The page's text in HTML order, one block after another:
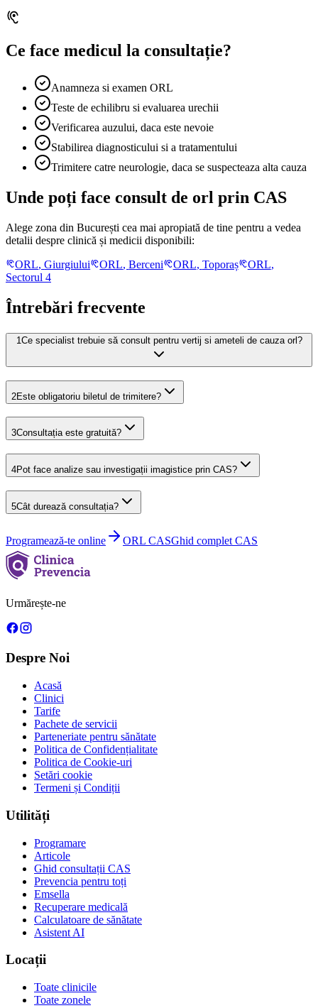
Ce face medicul la consultație?
Anamneza si examen ORL
Teste de echilibru si evaluarea urechii
Verificarea auzului, daca este nevoie
Stabilirea diagnosticului si a tratamentului
Trimitere catre neurologie, daca se suspecteaza alta cauza
Unde poți face consult de orl prin CAS
Alege zona din București cea mai apropiată de tine pentru a vedea
detalii despre clinică și medicii disponibili:
ORL,Giurgiului ORL,Berceni ORL, Toporaș ORL,
Sectorul 4
Întrebări frecvente
1 Ce specialist trebuie să consult pentru vertij si ameteli de cauza orl?
2Este obligatoriu biletul de trimitere?
3Consultația este gratuită?
4Pot face analize sau investigații imagistice prin CAS?
5Cât durează consultația?
Programează-te online ORL CASGhid complet CAS
Urmărește-ne
Despre Noi
Acasă
Clinici
Tarife
Pachete de servicii
Parteneriate pentru sănătate
Politica de Confidențialitate
Politica de Cookie-uri
Setări cookie
Termeni și Condiții
Utilități
Programare
Articole
Ghid consultații CAS
Prevencia pentru toți
Emsella
Recuperare medicală
Calculatoare de sănătate
Asistent AI
Locații
Toate clinicile
Toate zonele